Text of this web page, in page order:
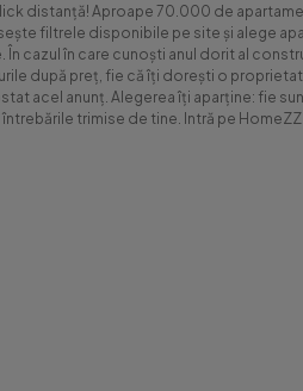
distanță! Aproape 70.000 de
filtrele disponibile pe site și alege
cazul în care cunoști anul dorit al
după preț, fie că îți dorești o
acel anunț. Alegerea îți aparține: fie
trimise de tine. Intră pe